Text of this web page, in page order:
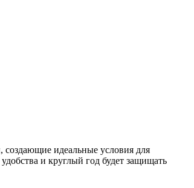
идеальные условия для
и круглый год будет защищать